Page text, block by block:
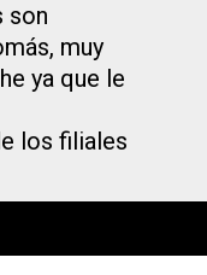
son
muy
ya que le
los filiales